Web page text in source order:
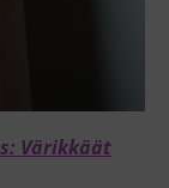
Värikkäät